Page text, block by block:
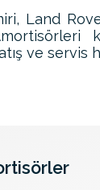
Land
ve servis